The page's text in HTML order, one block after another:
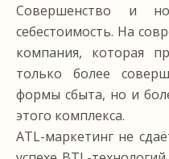
Совершенство и
себестоимость. На
компания, которая
только более
формы сбыта, но и
этого комплекса.
ATL-маркетинг не